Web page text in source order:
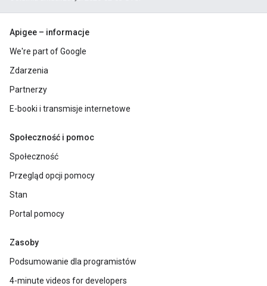
Apigee – informacje
We're part of Google
Zdarzenia
Partnerzy
E-booki i transmisje internetowe
Społeczność i pomoc
Społeczność
Przegląd opcji pomocy
Stan
Portal pomocy
Zasoby
Podsumowanie dla programistów
4-minute videos for developers